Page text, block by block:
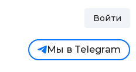
Войти
Мы в Telegram